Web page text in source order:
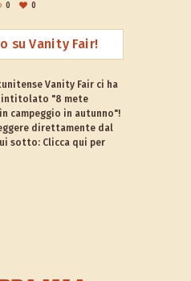
0 0
Vanity Fair ci ha
intitolato "8 mete
campeggio in autunno"!
direttamente dal
sotto: Clicca qui per